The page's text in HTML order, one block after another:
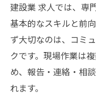
力
スキルアッ
働きやすさ重視
建設業 求人では、専
基本的なスキルと前
ず大切なのは、コミ
クです。現場作業は
め、報告・連絡・相
れます。